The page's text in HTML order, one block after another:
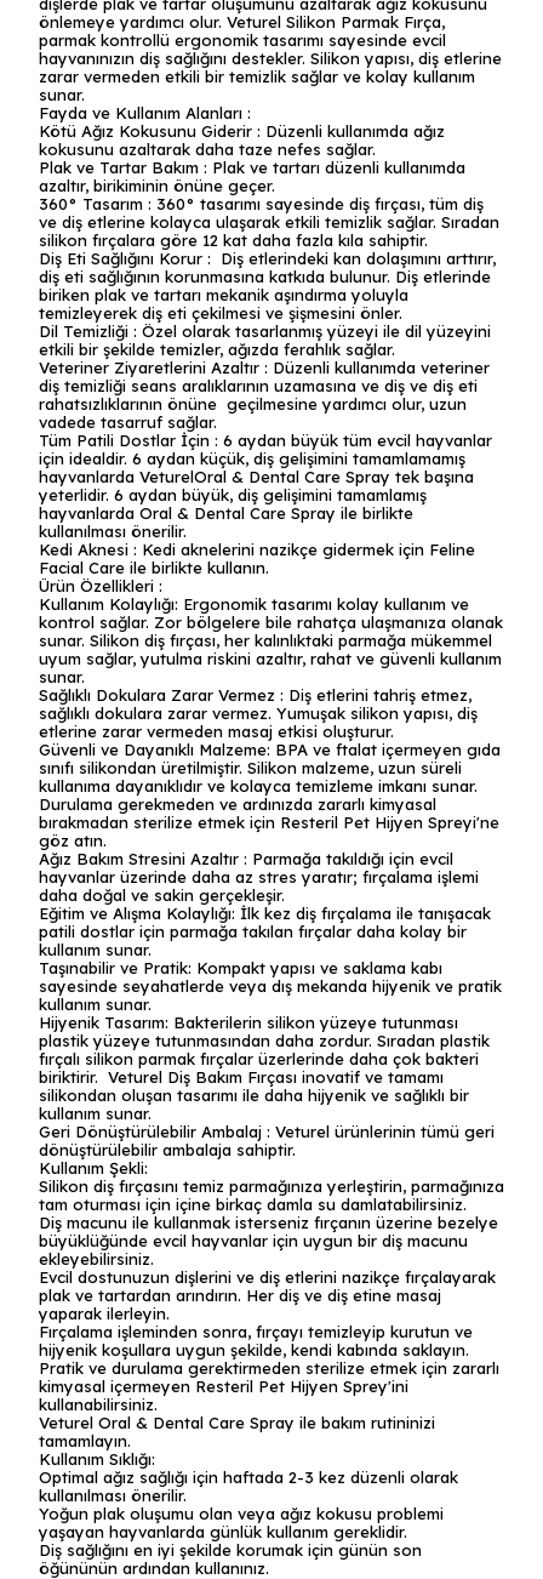
önlemeye yardımcı olur. Veturel Silikon Parmak Fırça,
parmak kontrollü ergonomik tasarımı sayesinde evcil
hayvanınızın diş sağlığını destekler. Silikon yapısı, diş etlerine
zarar vermeden etkili bir temizlik sağlar ve kolay kullanım
sunar.
Fayda ve Kullanım Alanları :
Kötü Ağız Kokusunu Giderir : Düzenli kullanımda ağız
kokusunu azaltarak daha taze nefes sağlar.
Plak ve Tartar Bakım : Plak ve tartarı düzenli kullanımda
azaltır, birikiminin önüne geçer.
360° Tasarım : 360° tasarımı sayesinde diş fırçası, tüm diş
ve diş etlerine kolayca ulaşarak etkili temizlik sağlar. Sıradan
silikon fırçalara göre 12 kat daha fazla kıla sahiptir.
Diş Eti Sağlığını Korur : Diş etlerindeki kan dolaşımını arttırır,
diş eti sağlığının korunmasına katkıda bulunur. Diş etlerinde
biriken plak ve tartarı mekanik aşındırma yoluyla
temizleyerek diş eti çekilmesi ve şişmesini önler.
Dil Temizliği : Özel olarak tasarlanmış yüzeyi ile dil yüzeyini
etkili bir şekilde temizler, ağızda ferahlık sağlar.
Veteriner Ziyaretlerini Azaltır : Düzenli kullanımda veteriner
diş temizliği seans aralıklarının uzamasına ve diş ve diş eti
rahatsızlıklarının önüne geçilmesine yardımcı olur, uzun
vadede tasarruf sağlar.
Tüm Patili Dostlar İçin : 6 aydan büyük tüm evcil hayvanlar
için idealdir. 6 aydan küçük, diş gelişimini tamamlamamış
hayvanlarda VeturelOral & Dental Care Spray tek başına
yeterlidir. 6 aydan büyük, diş gelişimini tamamlamış
hayvanlarda Oral & Dental Care Spray ile birlikte
kullanılması önerilir.
Kedi Aknesi : Kedi aknelerini nazikçe gidermek için Feline
Facial Care ile birlikte kullanın.
Ürün Özellikleri :
Kullanım Kolaylığı: Ergonomik tasarımı kolay kullanım ve
kontrol sağlar. Zor bölgelere bile rahatça ulaşmanıza olanak
sunar. Silikon diş fırçası, her kalınlıktaki parmağa mükemmel
uyum sağlar, yutulma riskini azaltır, rahat ve güvenli kullanım
sunar.
Sağlıklı Dokulara Zarar Vermez : Diş etlerini tahriş etmez,
sağlıklı dokulara zarar vermez. Yumuşak silikon yapısı, diş
etlerine zarar vermeden masaj etkisi oluşturur.
Güvenli ve Dayanıklı Malzeme: BPA ve ftalat içermeyen gıda
sınıfı silikondan üretilmiştir. Silikon malzeme, uzun süreli
kullanıma dayanıklıdır ve kolayca temizleme imkanı sunar.
Durulama gerekmeden ve ardınızda zararlı kimyasal
bırakmadan sterilize etmek için Resteril Pet Hijyen Spreyi'ne
göz atın.
Ağız Bakım Stresini Azaltır : Parmağa takıldığı için evcil
hayvanlar üzerinde daha az stres yaratır; fırçalama işlemi
daha doğal ve sakin gerçekleşir.
Eğitim ve Alışma Kolaylığı: İlk kez diş fırçalama ile tanışacak
patili dostlar için parmağa takılan fırçalar daha kolay bir
kullanım sunar.
Taşınabilir ve Pratik: Kompakt yapısı ve saklama kabı
sayesinde seyahatlerde veya dış mekanda hijyenik ve pratik
kullanım sunar.
Hijyenik Tasarım: Bakterilerin silikon yüzeye tutunması
plastik yüzeye tutunmasından daha zordur. Sıradan plastik
fırçalı silikon parmak fırçalar üzerlerinde daha çok bakteri
biriktirir. Veturel Diş Bakım Fırçası inovatif ve tamamı
silikondan oluşan tasarımı ile daha hijyenik ve sağlıklı bir
kullanım sunar.
Geri Dönüştürülebilir Ambalaj : Veturel ürünlerinin tümü geri
dönüştürülebilir ambalaja sahiptir.
Kullanım Şekli:
Silikon diş fırçasını temiz parmağınıza yerleştirin, parmağınıza
tam oturması için içine birkaç damla su damlatabilirsiniz.
Diş macunu ile kullanmak isterseniz fırçanın üzerine bezelye
büyüklüğünde evcil hayvanlar için uygun bir diş macunu
ekleyebilirsiniz.
Evcil dostunuzun dişlerini ve diş etlerini nazikçe fırçalayarak
plak ve tartardan arındırın. Her diş ve diş etine masaj
yaparak ilerleyin.
Fırçalama işleminden sonra, fırçayı temizleyip kurutun ve
hijyenik koşullara uygun şekilde, kendi kabında saklayın.
Pratik ve durulama gerektirmeden sterilize etmek için zararlı
kimyasal içermeyen Resteril Pet Hijyen Sprey'ini
kullanabilirsiniz.
Veturel Oral & Dental Care Spray ile bakım rutininizi
tamamlayın.
Kullanım Sıklığı:
Optimal ağız sağlığı için haftada 2-3 kez düzenli olarak
kullanılması önerilir.
Yoğun plak oluşumu olan veya ağız kokusu problemi
yaşayan hayvanlarda günlük kullanım gereklidir.
Diş sağlığını en iyi şekilde korumak için günün son
öğününün ardından kullanınız.